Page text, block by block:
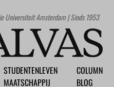
Universiteit Amsterdam | Sinds 1953
STUDENTENLEVEN
MAATSCHAPPIJ
COLUMN
BLOG